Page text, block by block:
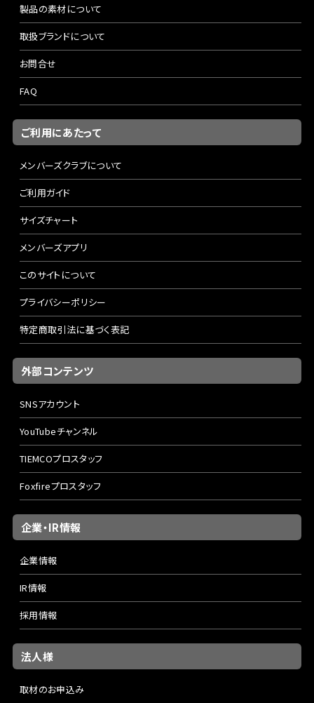
製品の素材について
取扱ブランドについて
お問合せ
FAQ
ご利用にあたって
メンバーズクラブについて
ご利用ガイド
サイズチャート
メンバーズアプリ
このサイトについて
プライバシーポリシー
特定商取引法に基づく表記
外部コンテンツ
SNSアカウント
YouTubeチャンネル
TIEMCOプロスタッフ
Foxfireプロスタッフ
企業・IR情報
企業情報
IR情報
採用情報
法人様
取材のお申込み